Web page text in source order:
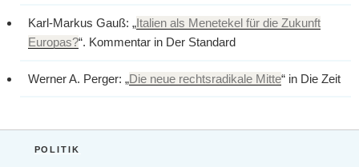
Karl-Markus Gauß: „Italien als Menetekel für die Zukunft
Europas?“. Kommentar in Der Standard
Werner A. Perger: „Die neue rechtsradikale Mitte“ in Die Zeit
KATEGORIEN
POLITIK